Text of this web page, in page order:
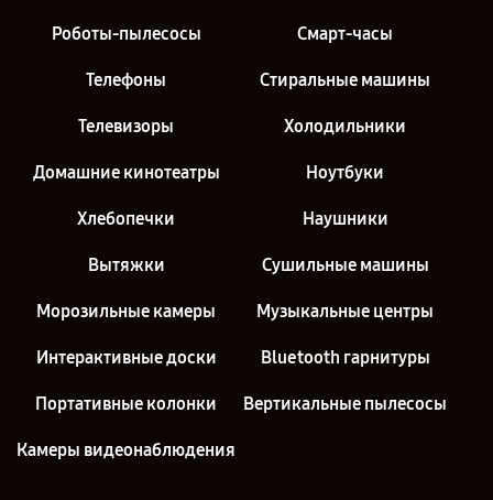
Роботы-пылесосы Смарт-часы
Телефоны Стиральные машины
Телевизоры Холодильники
Домашние кинотеатры Ноутбуки
Хлебопечки Наушники
Вытяжки Сушильные машины
Морозильные камеры Музыкальные центры
Интерактивные доски Bluetooth гарнитуры
Портативные колонки Вертикальные пылесосы
Камеры видеонаблюдения